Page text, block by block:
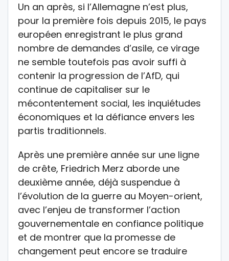
Un an après, si l’Allemagne n’est plus,
pour la première fois depuis 2015, le pays
européen enregistrant le plus grand
nombre de demandes d’asile, ce virage
ne semble toutefois pas avoir suffi à
contenir la progression de l’AfD, qui
continue de capitaliser sur le
mécontentement social, les inquiétudes
économiques et la défiance envers les
partis traditionnels.
Après une première année sur une ligne
de crête, Friedrich Merz aborde une
deuxième année, déjà suspendue à
l’évolution de la guerre au Moyen-orient,
avec l’enjeu de transformer l’action
gouvernementale en confiance politique
et de montrer que la promesse de
changement peut encore se traduire